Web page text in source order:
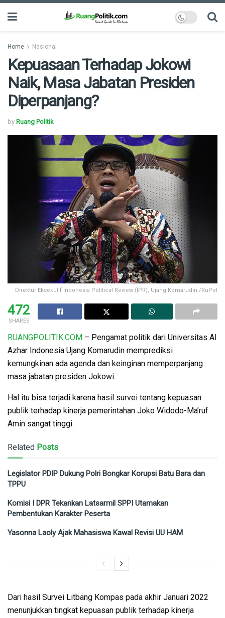
Home Nasional
Kepuasaan Terhadap Jokowi
Naik, Masa Jabatan Presiden
Diperpanjang?
by Ruang Politik
Direktur Eksekutif Indonesia Political Review (IPR), Ujang Komarudin /RuPol
472
SHARES
RUANGPOLITIK.COM – Pengamat politik dari Universitas Al
Azhar Indonesia Ujang Komarudin memprediksi
kemungkinan ada agenda dan keinginan memperpanjang
masa jabatan presiden Jokowi.
Hal itu bisa terjadi karena hasil survei tentang kepuasan
publik terhadap kinerja pemerintahan Joko Widodo-Ma’ruf
Amin sangat tinggi.
Related Posts
Legislator PDIP Dukung Polri Bongkar Korupsi Batu Bara dan
TPPU
Komisi I DPR Tekankan Latsarmil SPPI Utamakan
Pembentukan Karakter Peserta
Yasonna Laoly Ajak Mahasiswa Kawal Revisi UU HAM
Dari hasil Survei Litbang Kompas pada akhir Januari 2022
menunjukkan tingkat kepuasan publik terhadap kinerja